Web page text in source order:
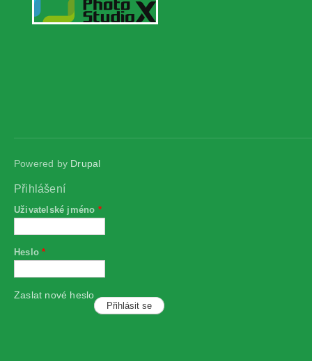
Powered by Drupal
Přihlášení
Uživatelské jméno *
Heslo*
Zaslat nové heslo